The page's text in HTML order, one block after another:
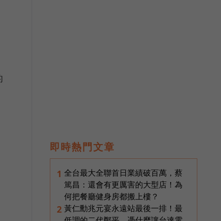
即時熱門文章
1 全台最大全聯首日業績破百萬，蔡
篤昌：還會有更厲害的大型店！為
何把餐廳健身房都搬上樓？
2 黃仁勳兆元宴永遠站最後一排！最